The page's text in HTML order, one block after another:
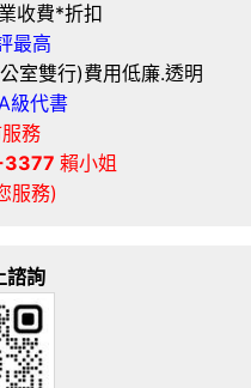
收費*折扣
最高
室雙行)費用低廉.透明
級代書
務
賴小姐
服務)
諮詢